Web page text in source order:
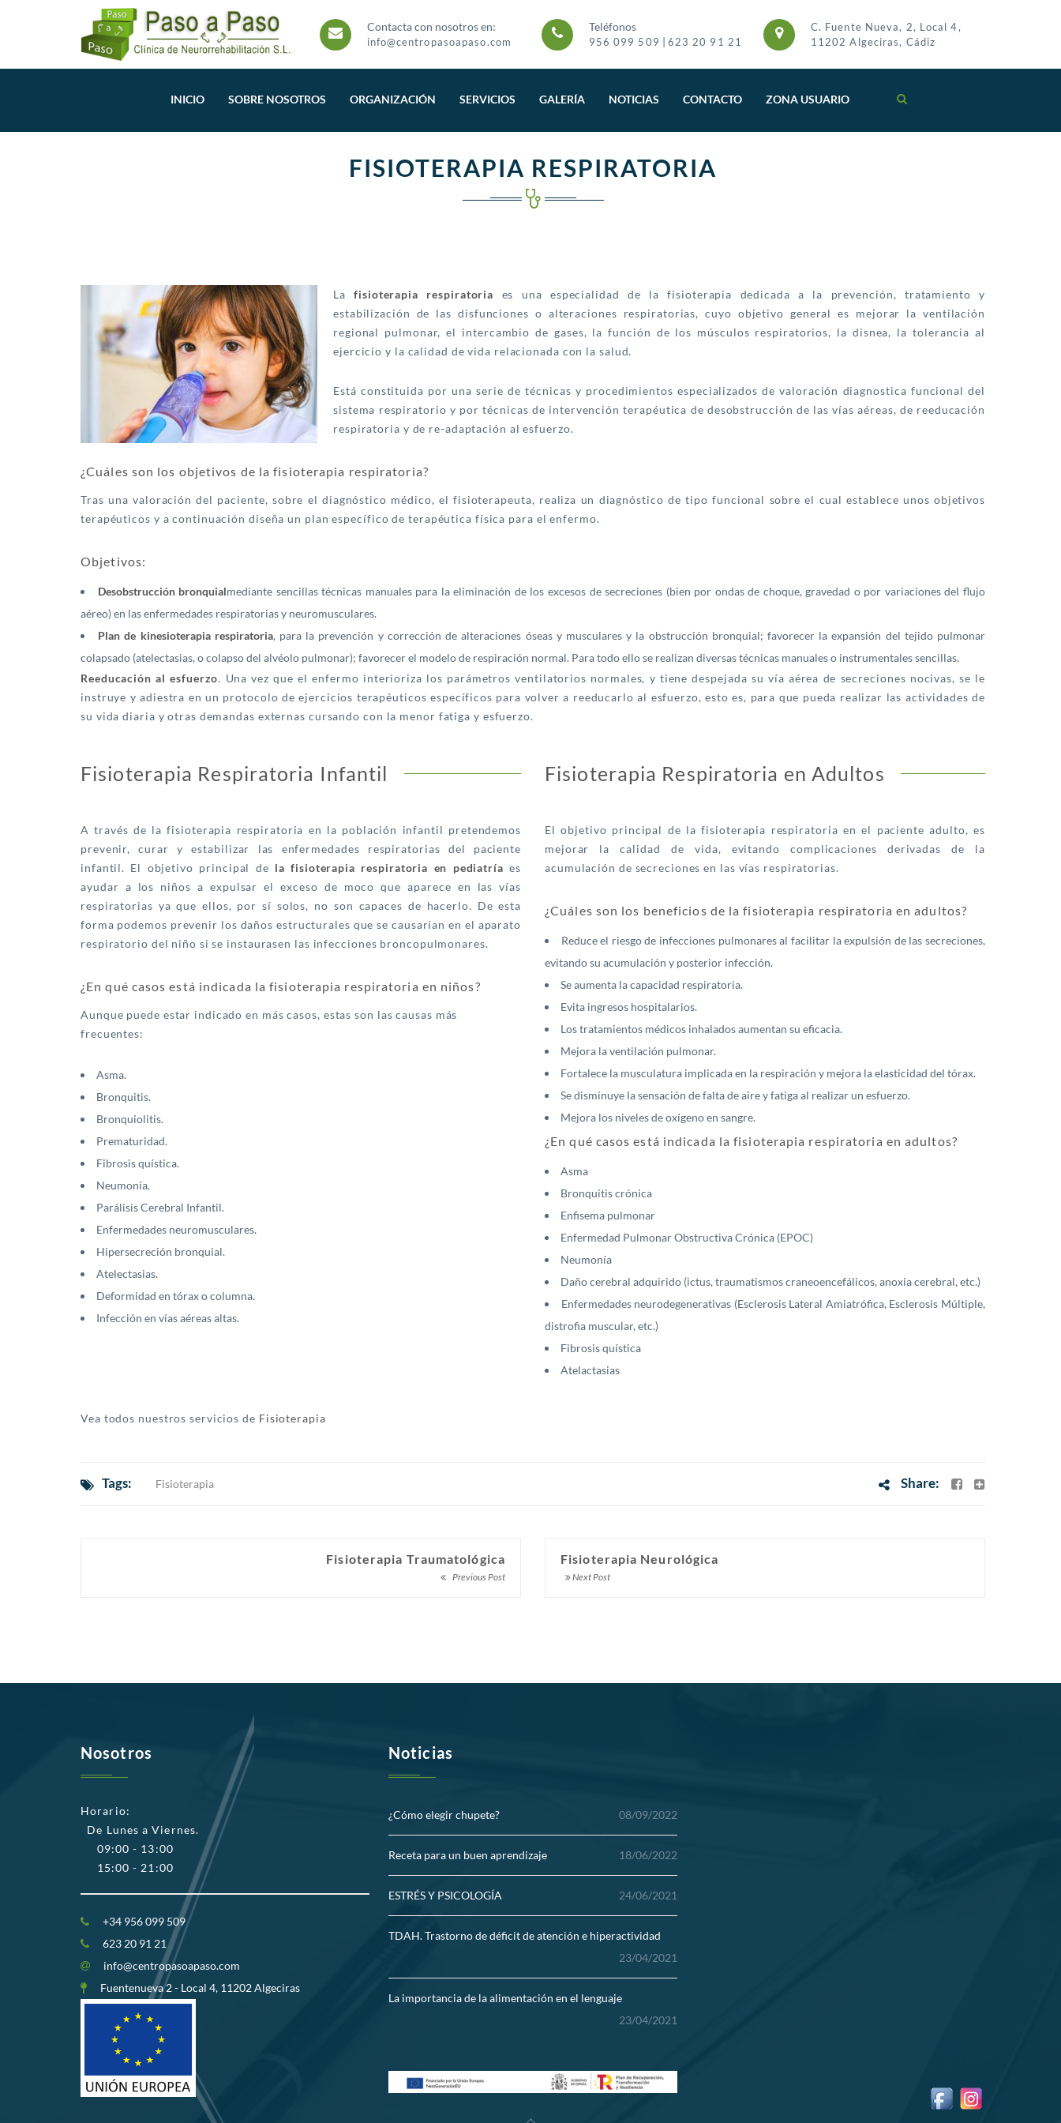
Contacta con nosotros en:
info@centropasoapaso.com
Teléfonos
956 099 509 | 623 20 91 21
C. Fuente Nueva, 2, Local 4,
11202 Algeciras, Cádiz
INICIO SOBRE NOSOTROS ORGANIZACIÓN SERVICIOS GALERÍA NOTICIAS CONTACTO ZONA USUARIO
FISIOTERAPIA RESPIRATORIA
Lafisioterapia respiratoria es una especialidad de la fisioterapia dedicada a la prevención, tratamiento y
estabilización de las disfunciones o alteraciones respiratorias, cuyo objetivo general es mejorar la ventilación
regional pulmonar, el intercambio de gases, la función de los músculos respiratorios, la disnea, la tolerancia al
ejercicio y la calidad de vida relacionada con la salud.
Está constituida por una serie de técnicas y procedimientos especializados de valoración diagnostica funcional del
sistema respiratorio y por técnicas de intervención terapéutica de desobstrucción de las vías aéreas, de reeducación
respiratoria y de re-adaptación al esfuerzo.
¿Cuáles son los objetivos de la fisioterapia respiratoria?
Tras una valoración del paciente, sobre el diagnóstico médico, el fisioterapeuta, realiza un diagnóstico de tipo funcional sobre el cual establece unos objetivos
terapéuticos y a continuación diseña un plan específico de terapéutica física para el enfermo.
Objetivos:
Desobstrucción bronquialmediante sencillas técnicas manuales para la eliminación de los excesos de secreciones (bien por ondas de choque, gravedad o por variaciones del flujo
aéreo) en las enfermedades respiratorias y neuromusculares.
Plan de kinesioterapia respiratoria, para la prevención y corrección de alteraciones óseas y musculares y la obstrucción bronquial; favorecer la expansión del tejido pulmonar
colapsado (atelectasias, o colapso del alvéolo pulmonar); favorecer el modelo de respiración normal. Para todo ello se realizan diversas técnicas manuales o instrumentales sencillas.
Reeducación al esfuerzo. Una vez que el enfermo interioriza los parámetros ventilatorios normales, y tiene despejada su vía aérea de secreciones nocivas, se le
instruye y adiestra en un protocolo de ejercicios terapéuticos específicos para volver a reeducarlo al esfuerzo, esto es, para que pueda realizar las actividades de
su vida diaria y otras demandas externas cursando con la menor fatiga y esfuerzo.
Fisioterapia Respiratoria Infantil
A través de la fisioterapia respiratoria en la población infantil pretendemos
prevenir, curar y estabilizar las enfermedades respiratorias del paciente
infantil. El objetivo principal de la fisioterapia respiratoria en pediatría es
ayudar a los niños a expulsar el exceso de moco que aparece en las vías
respiratorias ya que ellos, por sí solos, no son capaces de hacerlo. De esta
forma podemos prevenir los daños estructurales que se causarían en el aparato
respiratorio del niño si se instaurasen las infecciones broncopulmonares.
¿En qué casos está indicada la fisioterapia respiratoria en niños?
Aunque puede estar indicado en más casos, estas son las causas más
frecuentes:
Asma.
Bronquitis.
Bronquiolitis.
Prematuridad.
Fibrosis quística.
Neumonía.
Parálisis Cerebral Infantil.
Enfermedades neuromusculares.
Hipersecreción bronquial.
Atelectasias.
Deformidad en tórax o columna.
Infección en vías aéreas altas.
Fisioterapia Respiratoria en Adultos
El objetivo principal de la fisioterapia respiratoria en el paciente adulto, es
mejorar la calidad de vida, evitando complicaciones derivadas de la
acumulación de secreciones en las vías respiratorias.
¿Cuáles son los beneficios de la fisioterapia respiratoria en adultos?
Reduce el riesgo de infecciones pulmonares al facilitar la expulsión de las secreciones,
evitando su acumulación y posterior infección.
Se aumenta la capacidad respiratoria.
Evita ingresos hospitalarios.
Los tratamientos médicos inhalados aumentan su eficacia.
Mejora la ventilación pulmonar.
Fortalece la musculatura implicada en la respiración y mejora la elasticidad del tórax.
Se disminuye la sensación de falta de aire y fatiga al realizar un esfuerzo.
Mejora los niveles de oxígeno en sangre.
¿En qué casos está indicada la fisioterapia respiratoria en adultos?
Asma
Bronquitis crónica
Enfisema pulmonar
Enfermedad Pulmonar Obstructiva Crónica (EPOC)
Neumonía
Daño cerebral adquirido (ictus, traumatismos craneoencefálicos, anoxia cerebral, etc.)
Enfermedades neurodegenerativas (Esclerosis Lateral Amiatrófica, Esclerosis Múltiple,
distrofia muscular, etc.)
Fibrosis quística
Atelactasias
Vea todos nuestros servicios de Fisioterapia
Tags: Fisioterapia Share:
Fisioterapia Traumatológica
Previous Post
Fisioterapia Neurológica
Next Post
Nosotros
Horario:
De Lunes a Viernes.
09:00 - 13:00
15:00 - 21:00
+34 956 099 509
623 20 91 21
info@centropasoapaso.com
Fuentenueva 2 - Local 4, 11202 Algeciras
Noticias
¿Cómo elegir chupete? 08/09/2022
Receta para un buen aprendizaje 18/06/2022
ESTRÉS Y PSICOLOGÍA 24/06/2021
TDAH. Trastorno de déficit de atención e hiperactividad
23/04/2021
La importancia de la alimentación en el lenguaje
23/04/2021